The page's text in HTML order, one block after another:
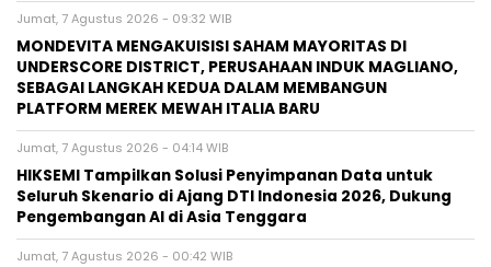
Jumat, 7 Agustus 2026 - 09:32 WIB
MONDEVITA MENGAKUISISI SAHAM MAYORITAS DI
UNDERSCORE DISTRICT, PERUSAHAAN INDUK MAGLIANO,
SEBAGAI LANGKAH KEDUA DALAM MEMBANGUN
PLATFORM MEREK MEWAH ITALIA BARU
Jumat, 7 Agustus 2026 - 04:14 WIB
HIKSEMI Tampilkan Solusi Penyimpanan Data untuk
Seluruh Skenario di Ajang DTI Indonesia 2026, Dukung
Pengembangan AI di Asia Tenggara
Jumat, 7 Agustus 2026 - 00:42 WIB